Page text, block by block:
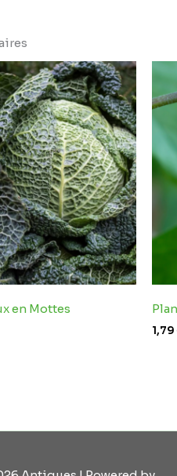
en Mottes
Plage
:
€
€
1,79